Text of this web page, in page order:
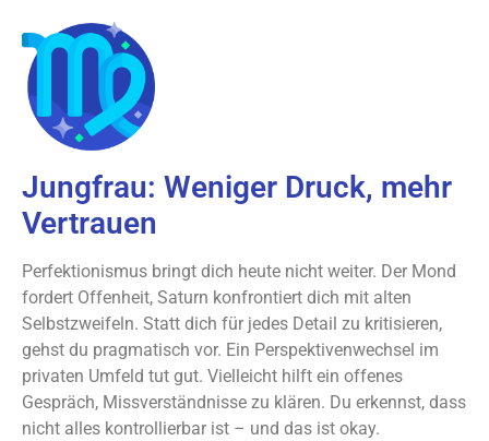
Jungfrau: Weniger Druck, mehr
Vertrauen
Perfektionismus bringt dich heute nicht weiter. Der Mond
fordert Offenheit, Saturn konfrontiert dich mit alten
Selbstzweifeln. Statt dich für jedes Detail zu kritisieren,
gehst du pragmatisch vor. Ein Perspektivenwechsel im
privaten Umfeld tut gut. Vielleicht hilft ein offenes
Gespräch, Missverständnisse zu klären. Du erkennst, dass
nicht alles kontrollierbar ist – und das ist okay.